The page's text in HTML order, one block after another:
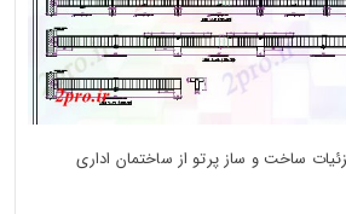
ساخت و ساز پرتو از ساختمان اداری